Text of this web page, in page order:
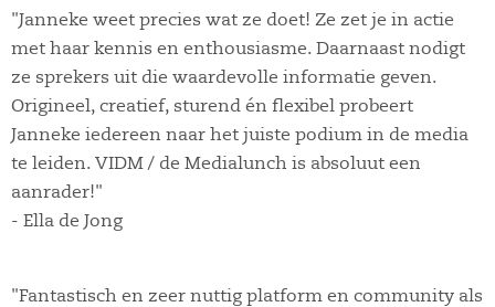
"Janneke weet precies wat ze doet! Ze zet je in actie
met haar kennis en enthousiasme. Daarnaast nodigt
ze sprekers uit die waardevolle informatie geven.
Origineel, creatief, sturend én flexibel probeert
Janneke iedereen naar het juiste podium in de media
te leiden. VIDM / de Medialunch is absoluut een
aanrader!"
- Ella de Jong
"Fantastisch en zeer nuttig platform en community als